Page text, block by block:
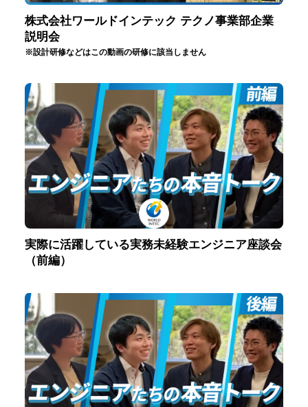
株式会社ワールドインテック テクノ事業部企業
説明会
※設計研修などはこの動画の研修に該当しません
実際に活躍している実務未経験エンジニア座談会
（前編）